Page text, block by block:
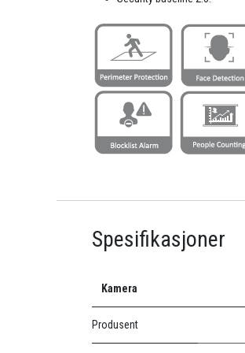
Spesifikasjoner
Kamera
Produsent